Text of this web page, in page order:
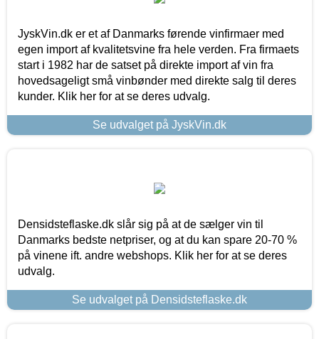
JyskVin.dk er et af Danmarks førende vinfirmaer med
egen import af kvalitetsvine fra hele verden. Fra firmaets
start i 1982 har de satset på direkte import af vin fra
hovedsageligt små vinbønder med direkte salg til deres
kunder. Klik her for at se deres udvalg.
Se udvalget på JyskVin.dk
Densidsteflaske.dk slår sig på at de sælger vin til
Danmarks bedste netpriser, og at du kan spare 20-70 %
på vinene ift. andre webshops. Klik her for at se deres
udvalg.
Se udvalget på Densidsteflaske.dk